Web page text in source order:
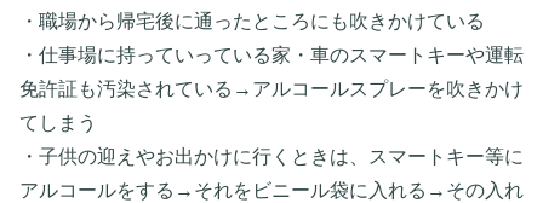
・職場から帰宅後に通ったところにも吹きかけている
・仕事場に持っていっている家・車のスマートキーや運転
免許証も汚染されている→アルコールスプレーを吹きかけ
てしまう
・子供の迎えやお出かけに行くときは、スマートキー等に
アルコールをする→それをビニール袋に入れる→その入れ